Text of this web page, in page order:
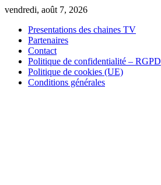
Skip
content
vendredi, août 7, 2026
Presentations des chaines TV
Partenaires
Contact
Politique de confidentialité – RGPD
Politique de cookies (UE)
Conditions générales